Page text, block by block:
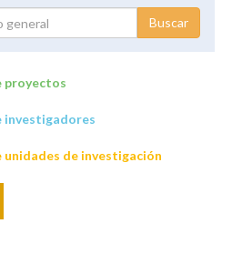
proyectos
investigadores
unidades de investigación